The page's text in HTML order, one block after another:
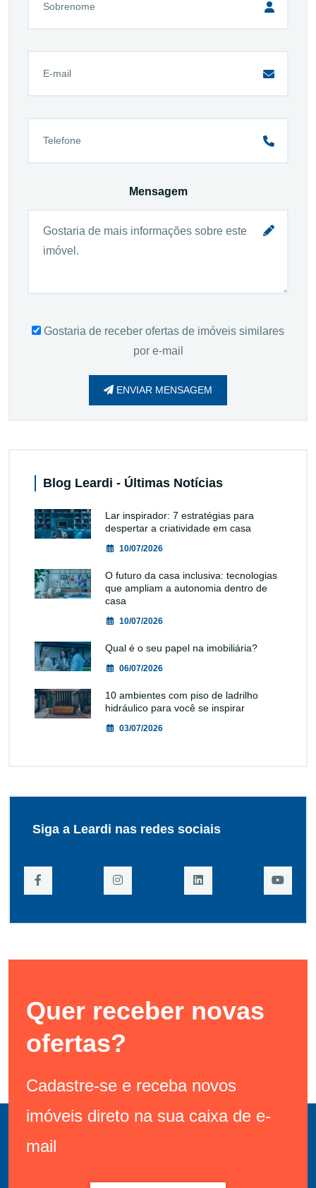
Mensagem
Gostaria de receber ofertas de imóveis similares
por e-mail
ENVIAR MENSAGEM
Blog Leardi - Últimas Notícias
Lar inspirador: 7 estratégias para
despertar a criatividade em casa
10/07/2026
O futuro da casa inclusiva: tecnologias
que ampliam a autonomia dentro de
casa
10/07/2026
Qual é o seu papel na imobiliária?
06/07/2026
10 ambientes com piso de ladrilho
hidráulico para você se inspirar
03/07/2026
Siga a Leardi nas redes sociais
Quer receber novas
ofertas?
Cadastre-se e receba novos
imóveis direto na sua caixa de e-
mail